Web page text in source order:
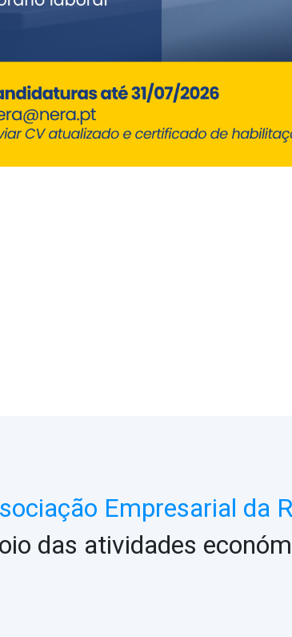
Empresarial da
das atividades